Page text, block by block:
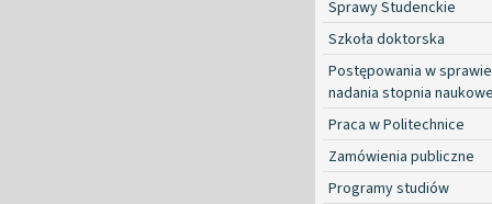
Sprawy Studenckie
Szkoła doktorska
Postępowania w sprawie
nadania stopnia
Praca w Politechnice
Zamówienia publiczne
Programy studiów